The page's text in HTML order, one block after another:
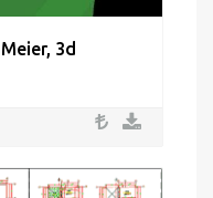
3d